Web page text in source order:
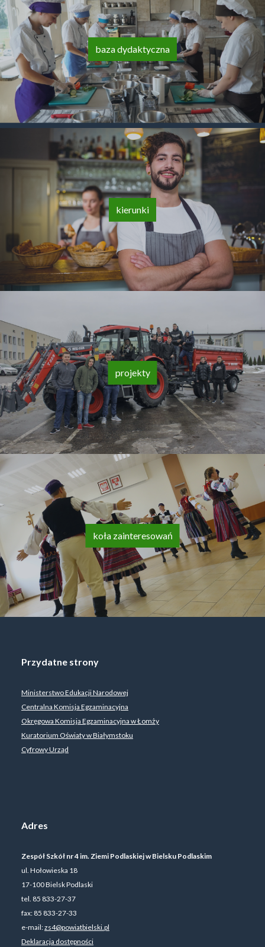
baza dydaktyczna
kierunki
projekty
koła zainteresowań
Przydatne strony
Ministerstwo Edukacji Narodowej
Centralna Komisja Egzaminacyjna
Okręgowa Komisja Egzaminacyjna w Łomży
Kuratorium Oświaty w Białymstoku
Cyfrowy Urząd
Adres
Zespół Szkół nr 4 im. Ziemi Podlaskiej w Bielsku Podlaskim
ul. Hołowieska 18
17-100 Bielsk Podlaski
tel. 85 833-27-37
fax: 85 833-27-33
e-mail:zs4@powiatbielski.pl
Deklaracja dostępności